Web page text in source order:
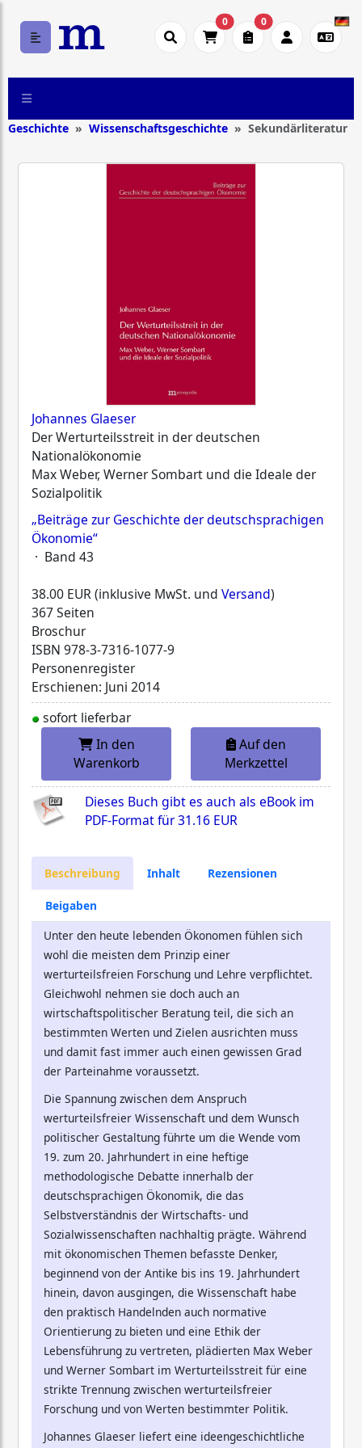
0 0
Geschichte Wissenschaftsgeschichte Sekundärliteratur
Johannes Glaeser
Der Werturteilsstreit in der deutschen
Nationalökonomie
Max Weber, Werner Sombart und die Ideale der
Sozialpolitik
„Beiträge zur Geschichte der deutschsprachigen
Ökonomie“
· Band 43
38.00 EUR (inklusive MwSt. und Versand)
367 Seiten
Broschur
ISBN 978-3-7316-1077-9
Personenregister
Erschienen: Juni 2014
sofort lieferbar
In den
Warenkorb
Auf den
Merkzettel
Dieses Buch gibt es auch als eBook im
PDF-Format für31.16 EUR
Beschreibung Inhalt Rezensionen
Beigaben
Unter den heute lebenden Ökonomen fühlen sich
wohl die meisten dem Prinzip einer
werturteilsfreien Forschung und Lehre verpflichtet.
Gleichwohl nehmen sie doch auch an
wirtschaftspolitischer Beratung teil, die sich an
bestimmten Werten und Zielen ausrichten muss
und damit fast immer auch einen gewissen Grad
der Parteinahme voraussetzt.
Die Spannung zwischen dem Anspruch
werturteilsfreier Wissenschaft und dem Wunsch
politischer Gestaltung führte um die Wende vom
19. zum 20. Jahrhundert in eine heftige
methodologische Debatte innerhalb der
deutschsprachigen Ökonomik, die das
Selbstverständnis der Wirtschafts- und
Sozialwissenschaften nachhaltig prägte. Während
mit ökonomischen Themen befasste Denker,
beginnend von der Antike bis ins 19. Jahrhundert
hinein, davon ausgingen, die Wissenschaft habe
den praktisch Handelnden auch normative
Orientierung zu bieten und eine Ethik der
Lebensführung zu vertreten, plädierten Max Weber
und Werner Sombart im Werturteilsstreit für eine
strikte Trennung zwischen werturteilsfreier
Forschung und von Werten bestimmter Politik.
Johannes Glaeser liefert eine ideengeschichtliche